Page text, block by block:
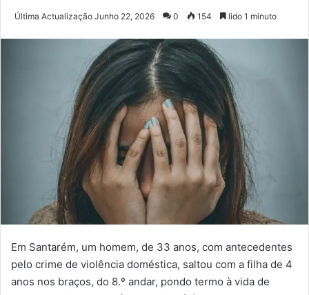
Última Actualização Junho 22, 2026 0 154 lido 1 minuto
Em Santarém, um homem, de 33 anos, com antecedentes
pelo crime de violência doméstica, saltou com a filha de 4
anos nos braços, do 8.º andar, pondo termo à vida de